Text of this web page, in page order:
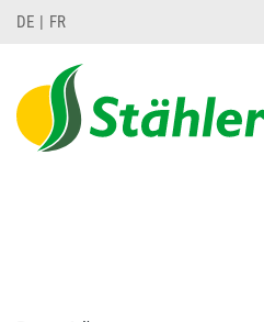
DE FR
string(78) "Test 12